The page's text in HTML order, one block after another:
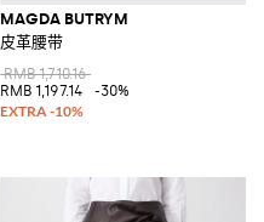
MAGDA BUTRYM
皮革腰带
RMB 1,710.16
RMB 1,197.14
-30%